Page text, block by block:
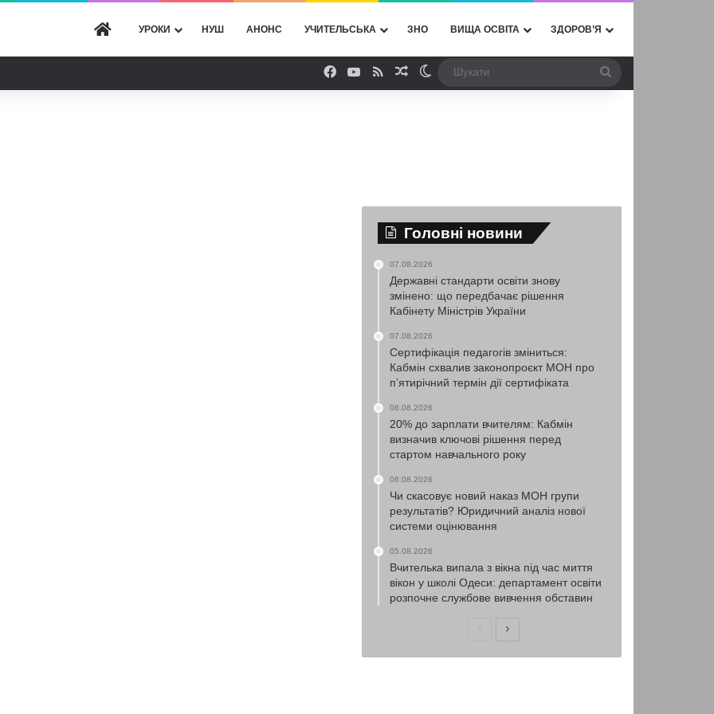
ГОЛОВНА
УРОКИ НУШ АНОНС УЧИТЕЛЬСЬКА ЗНО ВИЩА ОСВІТА ЗДОРОВ’Я
Facebook
YouTube
RSSВипадкова стаття
Switch skin
Головні новини
07.08.2026
Державні стандарти освіти знову
змінено: що передбачає рішення
Кабінету Міністрів України
07.08.2026
Сертифікація педагогів зміниться:
Кабмін схвалив законопроєкт МОН про
п’ятирічний термін дії сертифіката
06.08.2026
20% до зарплати вчителям: Кабмін
визначив ключові рішення перед
стартом навчального року
06.08.2026
Чи скасовує новий наказ МОН групи
результатів? Юридичний аналіз нової
системи оцінювання
05.08.2026
Вчителька випала з вікна під час миття
вікон у школі Одеси: департамент освіти
розпочне службове вивчення обставин
ПопередняНаступна